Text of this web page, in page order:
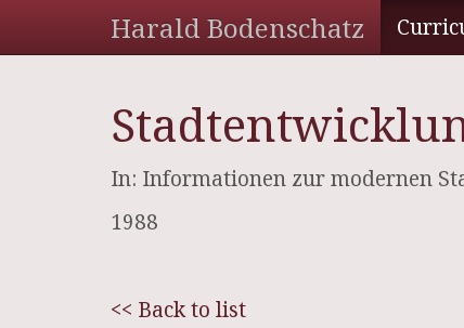
Harald Bodenschatz
In: Informationen zur modernen
1988
<< Back to list